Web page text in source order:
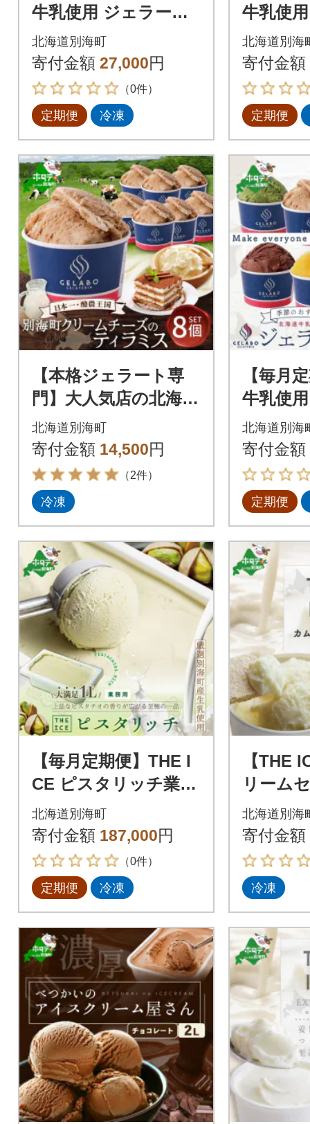
牛乳使用 ジェラート
おすすめ8個セット 全
2回
北海道別海町
寄付金額 27,000円
（0件）
定期便 冷凍
牛乳使
おすす
3回
北海道別海
寄付金額
定期便
【本格ジェラート専
門】大人気店の北海道
贅沢ジェラートセッ
ト ティラミス 8個 ア
イス好きにも
北海道別海町
寄付金額 14,500円
（2件）
冷凍
【毎月
牛乳使
おすす
5回
北海道別海
寄付金額
定期便
【毎月定期便】THE I
CE ピスタリッチ業務
用アイス1Lファミリ
ーサイズ別海町産生乳
使用 全11回
北海道別海町
寄付金額 187,000円
（0件）
定期便 冷凍
【THE
リーム
イミン
海道別
のみ使用
北海道別海
寄付金額
冷凍